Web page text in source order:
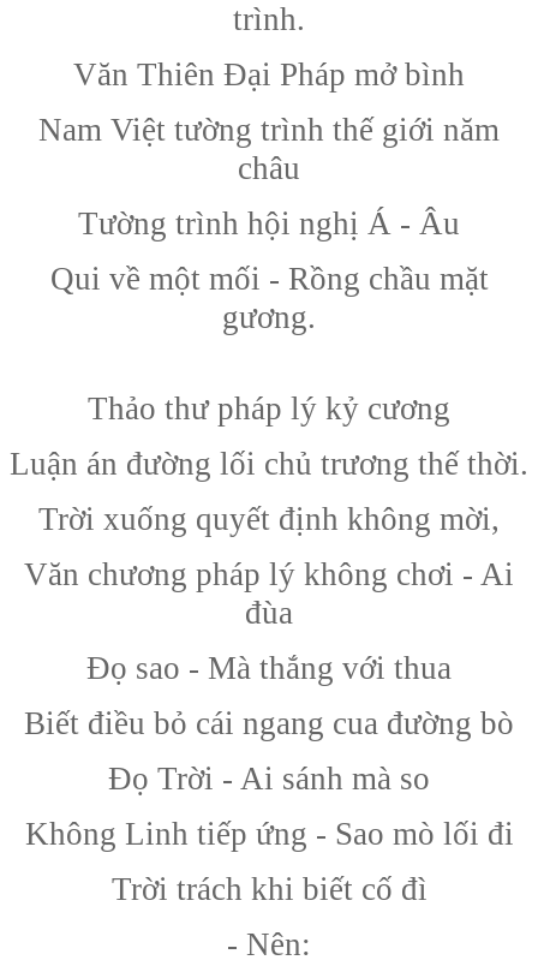
trình.
Văn Thiên Đại Pháp mở bình
Nam Việt tường trình thế giới năm
châu
Tường trình hội nghị Á - Âu
Qui về một mối - Rồng chầu mặt
gương.
Thảo thư pháp lý kỷ cương
Luận án đường lối chủ trương thế thời.
Trời xuống quyết định không mời,
Văn chương pháp lý không chơi - Ai
đùa
Đọ sao - Mà thắng với thua
Biết điều bỏ cái ngang cua đường bò
Đọ Trời - Ai sánh mà so
Không Linh tiếp ứng - Sao mò lối đi
Trời trách khi biết cố đì
- Nên: